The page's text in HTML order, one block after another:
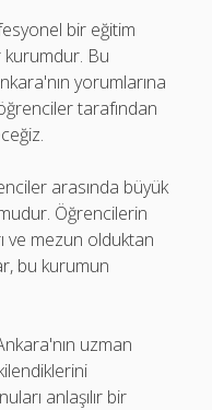
bir eğitim
Bu
yorumlarına
tarafından
arasında büyük
Öğrencilerin
ve mezun olduktan
bu kurumun
uzman
anlaşılır bir